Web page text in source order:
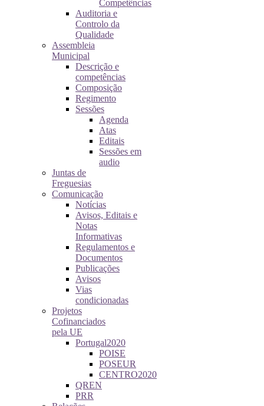
Competências
Auditoria e
Controlo da
Qualidade
Assembleia
Municipal
Descrição e
competências
Composição
Regimento
Sessões
Agenda
Atas
Editais
Sessões em
audio
Juntas de
Freguesias
Comunicação
Notícias
Avisos, Editais e
Notas
Informativas
Regulamentos e
Documentos
Publicações
Avisos
Vias
condicionadas
Projetos
Cofinanciados
pela UE
Portugal2020
POISE
POSEUR
CENTRO2020
QREN
PRR